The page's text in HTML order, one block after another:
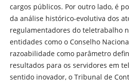
cargos públicos. Por outro lado, é
da análise histórico-evolutiva dos
regulamentadores do teletrabalho
entidades como o Conselho
razoabilidade como parâmetro
resultados para os servidores em
sentido inovador, o Tribunal de